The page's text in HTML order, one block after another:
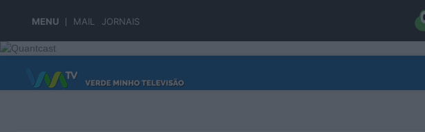
MENU MAIL JORNAIS
Skip to content